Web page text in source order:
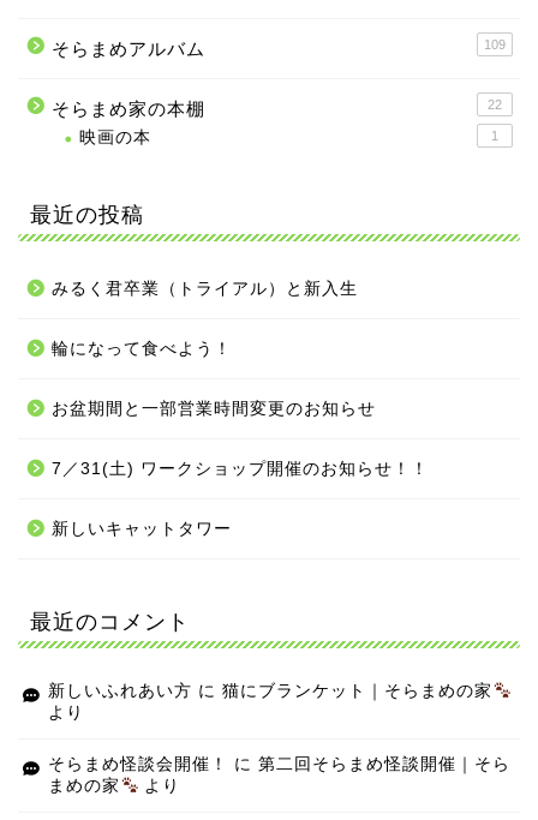
そらまめアルバム 109
そらまめ家の本棚 22
映画の本 1
最近の投稿
みるく君卒業（トライアル）と新入生
輪になって食べよう！
お盆期間と一部営業時間変更のお知らせ
7／31(土) ワークショップ開催のお知らせ！！
新しいキャットタワー
最近のコメント
新しいふれあい方 に 猫にブランケット｜そらまめの家
より
そらまめ怪談会開催！ に 第二回そらまめ怪談開催｜そら
まめの家
より